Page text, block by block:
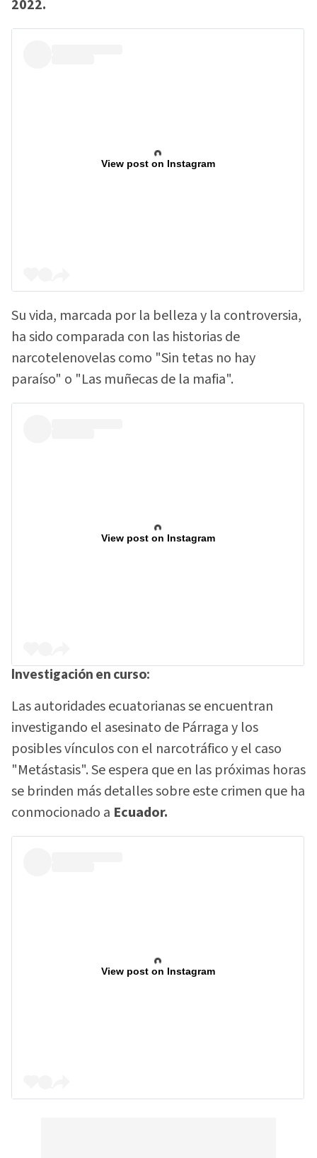
2022.
View post on Instagram
Su vida, marcada por la belleza y la controversia,
ha sido comparada con las historias de
narcotelenovelas como "Sin tetas no hay
paraíso" o "Las muñecas de la mafia".
View post on Instagram
Investigación en curso:
Las autoridades ecuatorianas se encuentran
investigando el asesinato de Párraga y los
posibles vínculos con el narcotráfico y el caso
"Metástasis". Se espera que en las próximas horas
se brinden más detalles sobre este crimen que ha
conmocionado a Ecuador.
View post on Instagram